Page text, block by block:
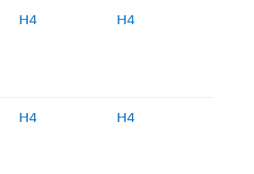
H4 H4
H4 H4